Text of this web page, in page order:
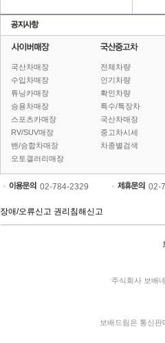
국산차매장
수입차매장
튜닝카매장
승용차매장
스포츠카매장
RV/SUV매장
밴/승합차매장
오토갤러리매장
전체차량
인기차량
확인차량
특수/특장차
국산차매장
중고차시세
차종별검색
02-784-2329 02-
장애/오류신고 권리침해신고
주식회사 보배
보배드림은 통신